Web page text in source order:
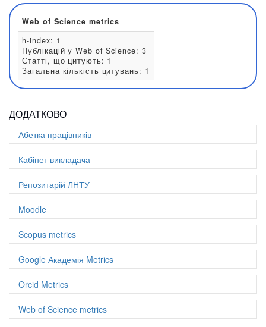
Стаття в науковому журналі: 9
h-index: 1
Публікацій у Web of Science: 3
Статті, що цитують: 1
Загальна кількість цитувань: 1
ДОДАТКОВО
Абетка працівників
Кабінет викладача
Репозитарій ЛНТУ
Moodle
Scopus metrics
Google Академія Metrics
Orcid Metrics
Web of Science metrics